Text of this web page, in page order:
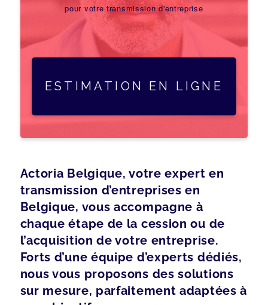
pour votre transmission d'entreprise
ESTIMATION EN LIGNE
Actoria Belgique, votre expert en
transmission d’entreprises en
Belgique, vous accompagne à
chaque étape de la cession ou de
l’acquisition de votre entreprise.
Forts d’une équipe d’experts dédiés,
nous vous proposons des solutions
sur mesure, parfaitement adaptées à